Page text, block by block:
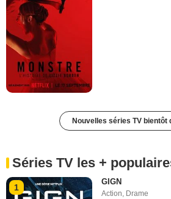
Nouvelles séries TV bientôt
Séries TV les +
1
GIGN
Action, Drame